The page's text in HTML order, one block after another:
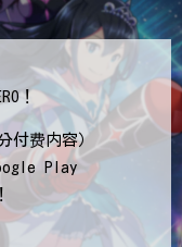
！
付费内容）
Play